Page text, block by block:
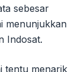
sebesar
menunjukkan
Indosat.
tentu menarik